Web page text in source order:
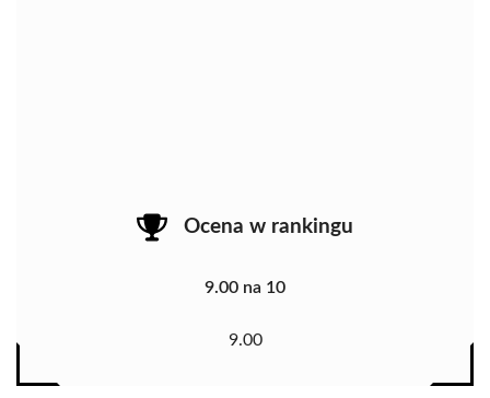
Ocena w rankingu
9.00 na 10
9.00